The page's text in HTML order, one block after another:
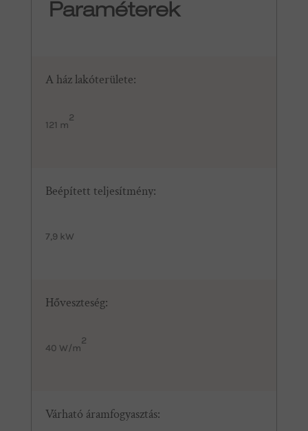
Paraméterek
A ház lakóterülete:
121 m
2
Beépített teljesítmény:
7,9 kW
Hőveszteség:
40 W/m
2
Várható áramfogyasztás: